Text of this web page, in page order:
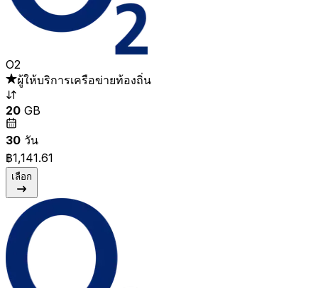
O2
ผู้ให้บริการเครือข่ายท้องถิ่น
20 GB
30 วัน
฿1,141.61
เลือก